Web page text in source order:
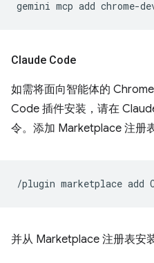
gemini mcp add chrome-
Claude Code
如需将面向智能体的
Code 插件安装，请在
令。添加 Marketplace 注册
/plugin marketplace add
并从 Marketplace 注册表安